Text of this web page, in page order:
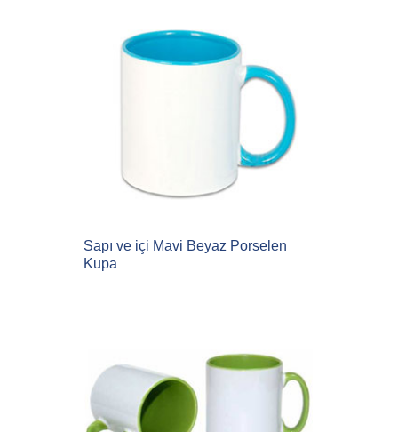
Sapı ve içi Mavi Beyaz Porselen
Kupa